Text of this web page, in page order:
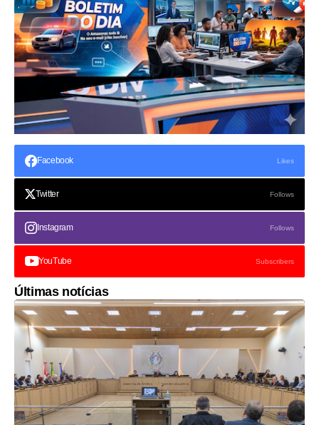
Facebook Likes
Twitter Follows
Instagram Follows
YouTube Subscribers
Últimas notícias